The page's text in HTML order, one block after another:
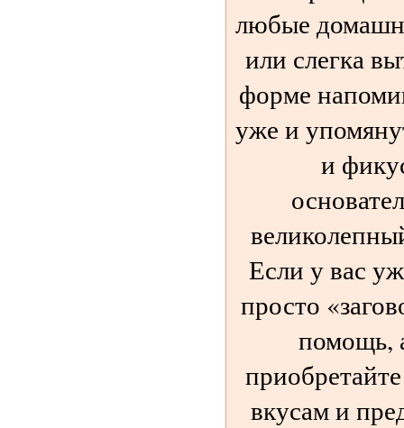
любые
или слегка
форме
уже и
и
Если у вас
просто
помощь,
вкусам и